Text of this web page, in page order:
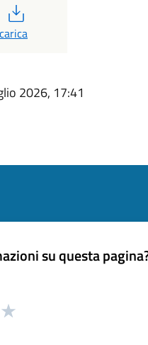
2026, 17:41
su questa